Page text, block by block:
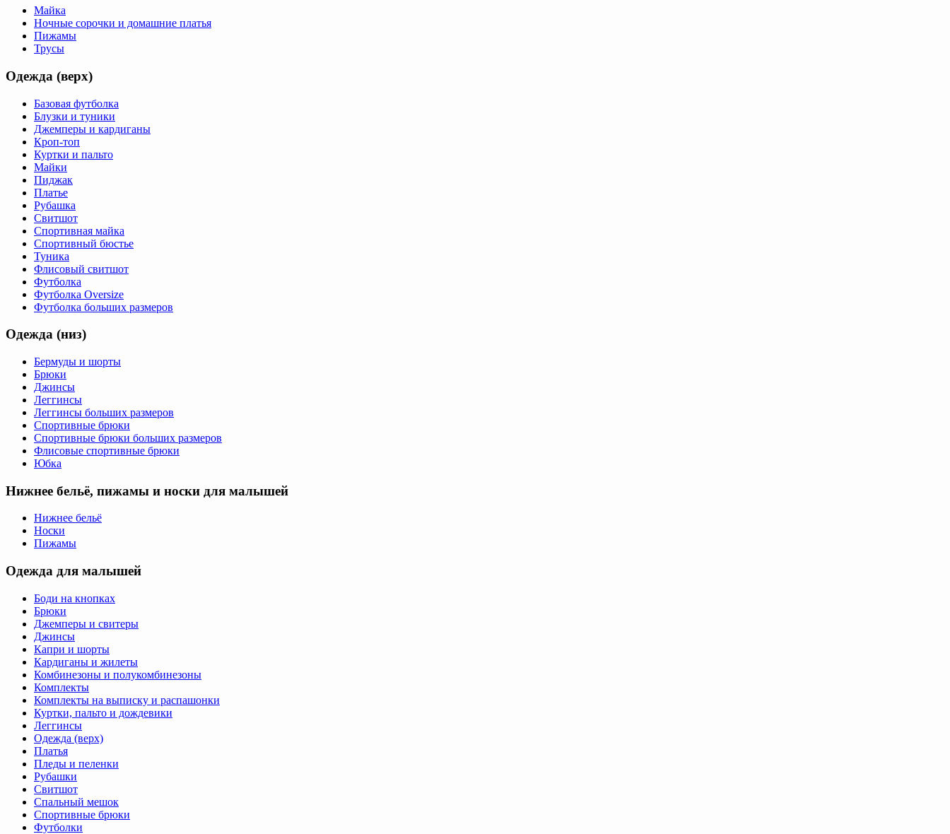
Майка
Ночные сорочки и домашние платья
Пижамы
Трусы
Одежда (верх)
Базовая футболка
Блузки и туники
Джемперы и кардиганы
Кроп-топ
Куртки и пальто
Майки
Пиджак
Платье
Рубашка
Свитшот
Спортивная майка
Спортивный бюстье
Туника
Флисовый свитшот
Футболка
Футболка Oversize
Футболка больших размеров
Одежда (низ)
Бермуды и шорты
Брюки
Джинсы
Леггинсы
Леггинсы больших размеров
Спортивные брюки
Спортивные брюки больших размеров
Флисовые спортивные брюки
Юбка
Нижнее бельё, пижамы и носки для малышей
Нижнее бельё
Носки
Пижамы
Одежда для малышей
Боди на кнопках
Брюки
Джемперы и свитеры
Джинсы
Капри и шорты
Кардиганы и жилеты
Комбинезоны и полукомбинезоны
Комплекты
Комплекты на выписку и распашонки
Куртки, пальто и дождевики
Леггинсы
Одежда (верх)
Платья
Пледы и пеленки
Рубашки
Свитшот
Спальный мешок
Спортивные брюки
Футболки